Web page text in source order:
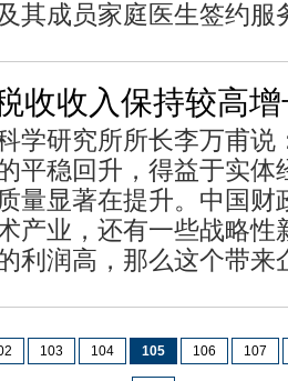
其成员家庭医生签约服
收收入保持较高
学研究所所长李万甫说
平稳回升，得益于实体
量显著在提升。中国财
产业，还有一些战略性
利润高，那么这个带来
103 104 105 106 107